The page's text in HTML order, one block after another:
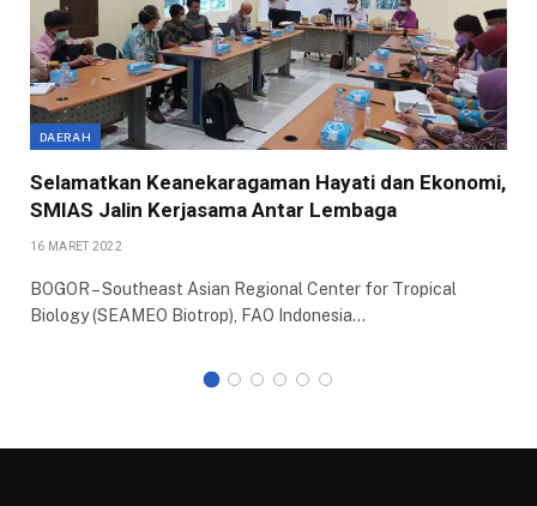
DAERAH
Selamatkan Keanekaragaman Hayati dan Ekonomi,
SMIAS Jalin Kerjasama Antar Lembaga
16 MARET 2022
BOGOR – Southeast Asian Regional Center for Tropical
Biology (SEAMEO Biotrop), FAO Indonesia…